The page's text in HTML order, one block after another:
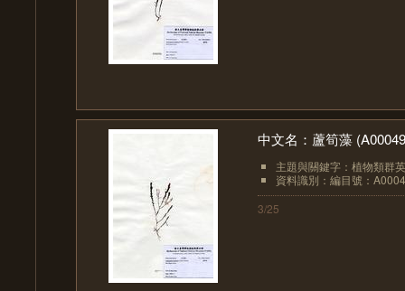
中文名：蘆筍藻
主題與關鍵字：植物類群
資料識別：編目號：
3/25